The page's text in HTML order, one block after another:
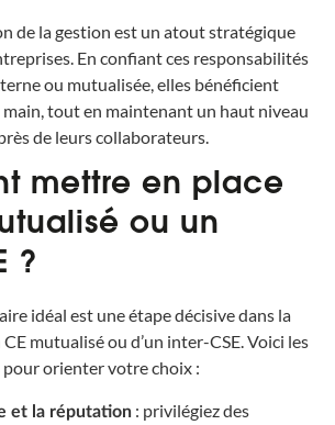
de la gestion est un atout stratégique
En confiant ces responsabilités
ou mutualisée, elles bénéficient
main, tout en maintenant un haut niveau
de leurs collaborateurs.
mettre en place
ou un
?
idéal est une étape décisive dans la
CE mutualisé ou d’un inter-CSE. Voici les
orienter votre choix :
et la réputation : privilégiez des